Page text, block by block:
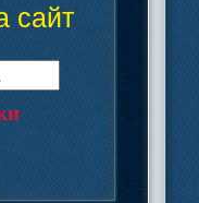
сайт